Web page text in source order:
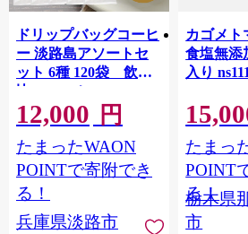
ドリップバッグコーヒ
ー 淡路島アソートセ
ット 6種 120袋 飲み
比べ コーヒー
12,000 円
たまったWAON
POINTで寄附でき
る！
兵庫県淡路市
カゴメト
食塩無添
入り
ギフト ト
ュース 飲
健康
ステロー
たまっ
POINT
る！
栃木県
市